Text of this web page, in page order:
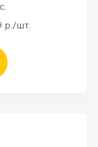
р./шт.